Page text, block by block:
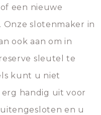
een nieuwe
slotenmaker in
ook aan om in
sleutel te
kunt u niet
handig uit voor
en u